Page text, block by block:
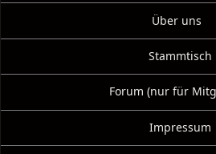
springen
Über uns
Stammtisch
Forum (nur für
Impressum